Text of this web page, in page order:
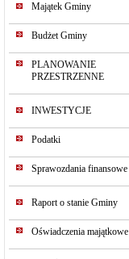
Majątek Gminy
Budżet Gminy
PLANOWANIE
PRZESTRZENNE
INWESTYCJE
Podatki
Sprawozdania finansowe
Raport o stanie Gminy
Oświadczenia majątkowe